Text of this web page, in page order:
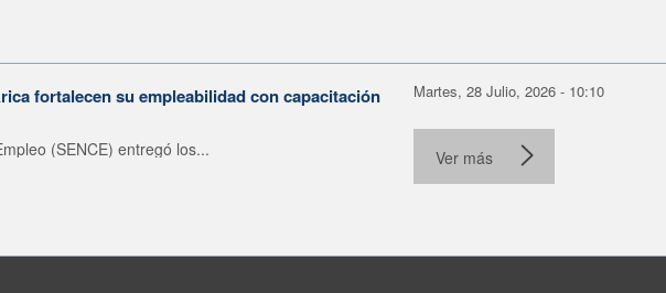
fortalecen su empleabilidad con capacitación
(SENCE) entregó los...
Martes, 28 Julio, 2026 - 10:10
Ver más